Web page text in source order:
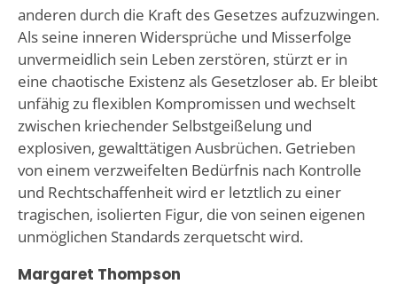
anderen durch die Kraft des Gesetzes aufzuzwingen.
Als seine inneren Widersprüche und Misserfolge
unvermeidlich sein Leben zerstören, stürzt er in
eine chaotische Existenz als Gesetzloser ab. Er bleibt
unfähig zu flexiblen Kompromissen und wechselt
zwischen kriechender Selbstgeißelung und
explosiven, gewalttätigen Ausbrüchen. Getrieben
von einem verzweifelten Bedürfnis nach Kontrolle
und Rechtschaffenheit wird er letztlich zu einer
tragischen, isolierten Figur, die von seinen eigenen
unmöglichen Standards zerquetscht wird.
Margaret Thompson